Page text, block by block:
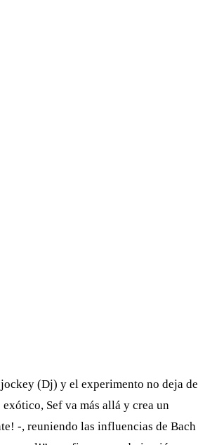
(Dj) y el experimento no deja de
Sef va más allá y crea un
-, reuniendo las influencias de Bach